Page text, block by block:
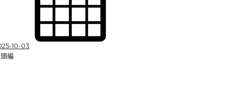
10-03
編